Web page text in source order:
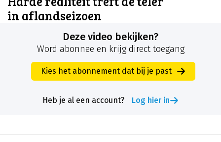
in aflandseizoen
Deze video bekijken?
Word abonnee en krijg direct toegang
Kies het abonnement dat bij je past
Heb je al een account? Log hier in